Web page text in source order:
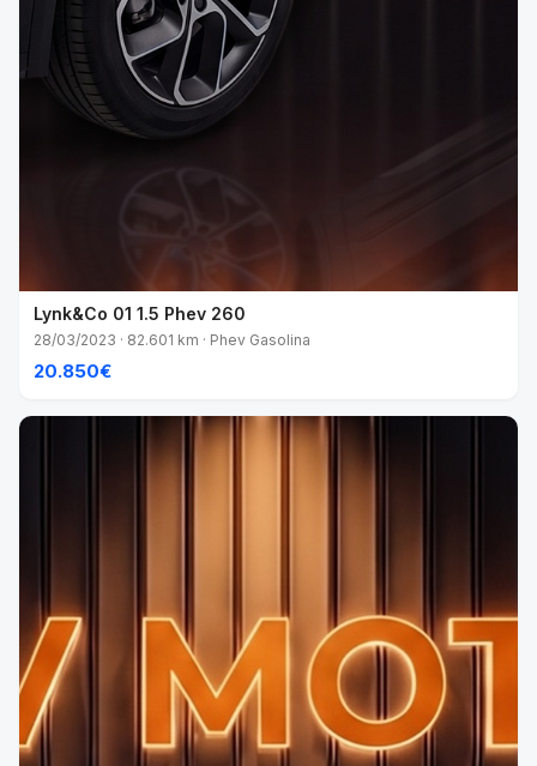
Lynk&Co 01 1.5 Phev 260
28/03/2023 · 82.601 km · Phev Gasolina
20.850€